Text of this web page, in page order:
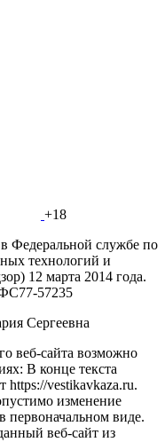
+18
Федеральной службе по
технологий и
12 марта 2014 года.
57235
Сергеевна
веб-сайта возможно
В конце текста
https://vestikavkaza.ru.
изменение
первоначальном виде.
веб-сайт из